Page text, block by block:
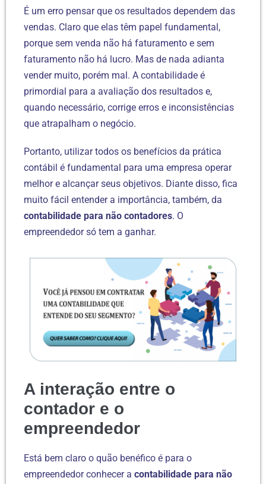
É um erro pensar que os resultados dependem das
vendas. Claro que elas têm papel fundamental,
porque sem venda não há faturamento e sem
faturamento não há lucro. Mas de nada adianta
vender muito, porém mal. A contabilidade é
primordial para a avaliação dos resultados e,
quando necessário, corrige erros e inconsistências
que atrapalham o negócio.
Portanto, utilizar todos os benefícios da prática
contábil é fundamental para uma empresa operar
melhor e alcançar seus objetivos. Diante disso, fica
muito fácil entender a importância, também, da
contabilidade para não contadores. O
empreendedor só tem a ganhar.
A interação entre o
contador e o
empreendedor
Está bem claro o quão benéfico é para o
empreendedor conhecer a contabilidade para não